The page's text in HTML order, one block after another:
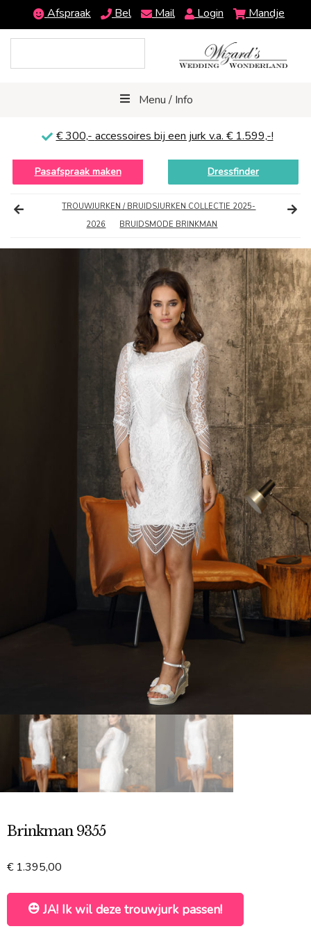
Afspraak Bel Mail Login Mandje
Menu / Info
€ 300,- accessoires bij een jurk v.a. € 1.599,-!
Pasafspraak maken Dressfinder
TROUWJURKEN / BRUIDSJURKEN COLLECTIE 2025-
2026
BRUIDSMODE BRINKMAN
Brinkman 9355
€1.395,00
JA! Ik wil deze trouwjurk passen!